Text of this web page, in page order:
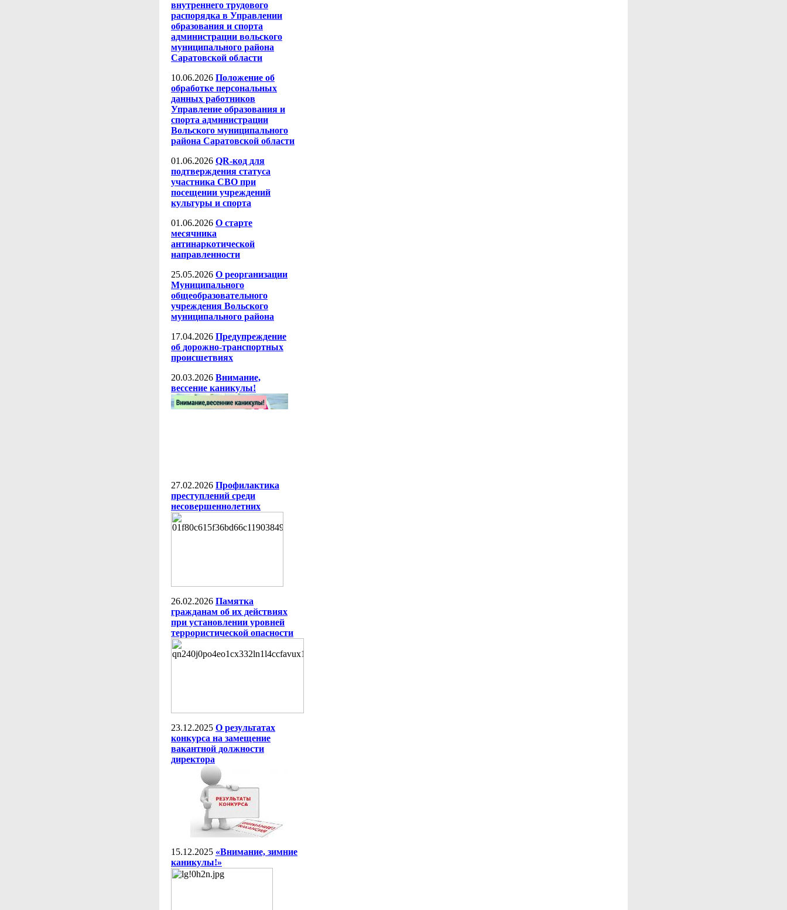
внутреннего трудового
распорядка в Управлении
образования и спорта
администрации вольского
муниципального района
Саратовской области
10.06.2026 Положение об
обработке персональных
данных работников
Управление образования и
спорта администрации
Вольского муниципального
района Саратовской области
01.06.2026 QR-код для
подтверждения статуса
участника СВО при
посещении учреждений
культуры и спорта
01.06.2026 О старте
месячника
антинаркотической
направленности
25.05.2026 О реорганизации
Муниципального
общеобразовательного
учреждения Вольского
муниципального района
17.04.2026 Предупреждение
об дорожно-транспортных
происшетвиях
20.03.2026 Внимание,
вессение каникулы!
27.02.2026 Профилактика
преступлений среди
несовершеннолетних
26.02.2026 Памятка
гражданам об их действиях
при установлении уровней
террористической опасности
23.12.2025 О результатах
конкурса на замещение
вакантной должности
директора
15.12.2025 «Внимание, зимние
каникулы!»